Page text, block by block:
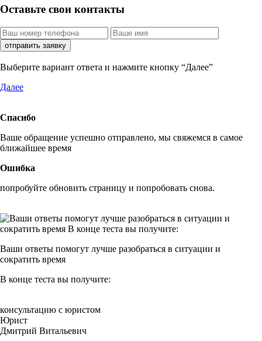
Оставьте свои контакты
отправить заявку
Выберите вариант ответа и нажмите кнопку “Далее”
Далее
Спасибо
Ваше обращение успешно отправлено, мы свяжемся в самое
ближайшее время
Ошибка
попробуйте обновить страницу и попробовать снова.
Ваши ответы помогут лучше разобраться в ситуации и
сократить время
В конце теста вы получите:
консультацию с юристом
Юрист
Дмитрий Витальевич